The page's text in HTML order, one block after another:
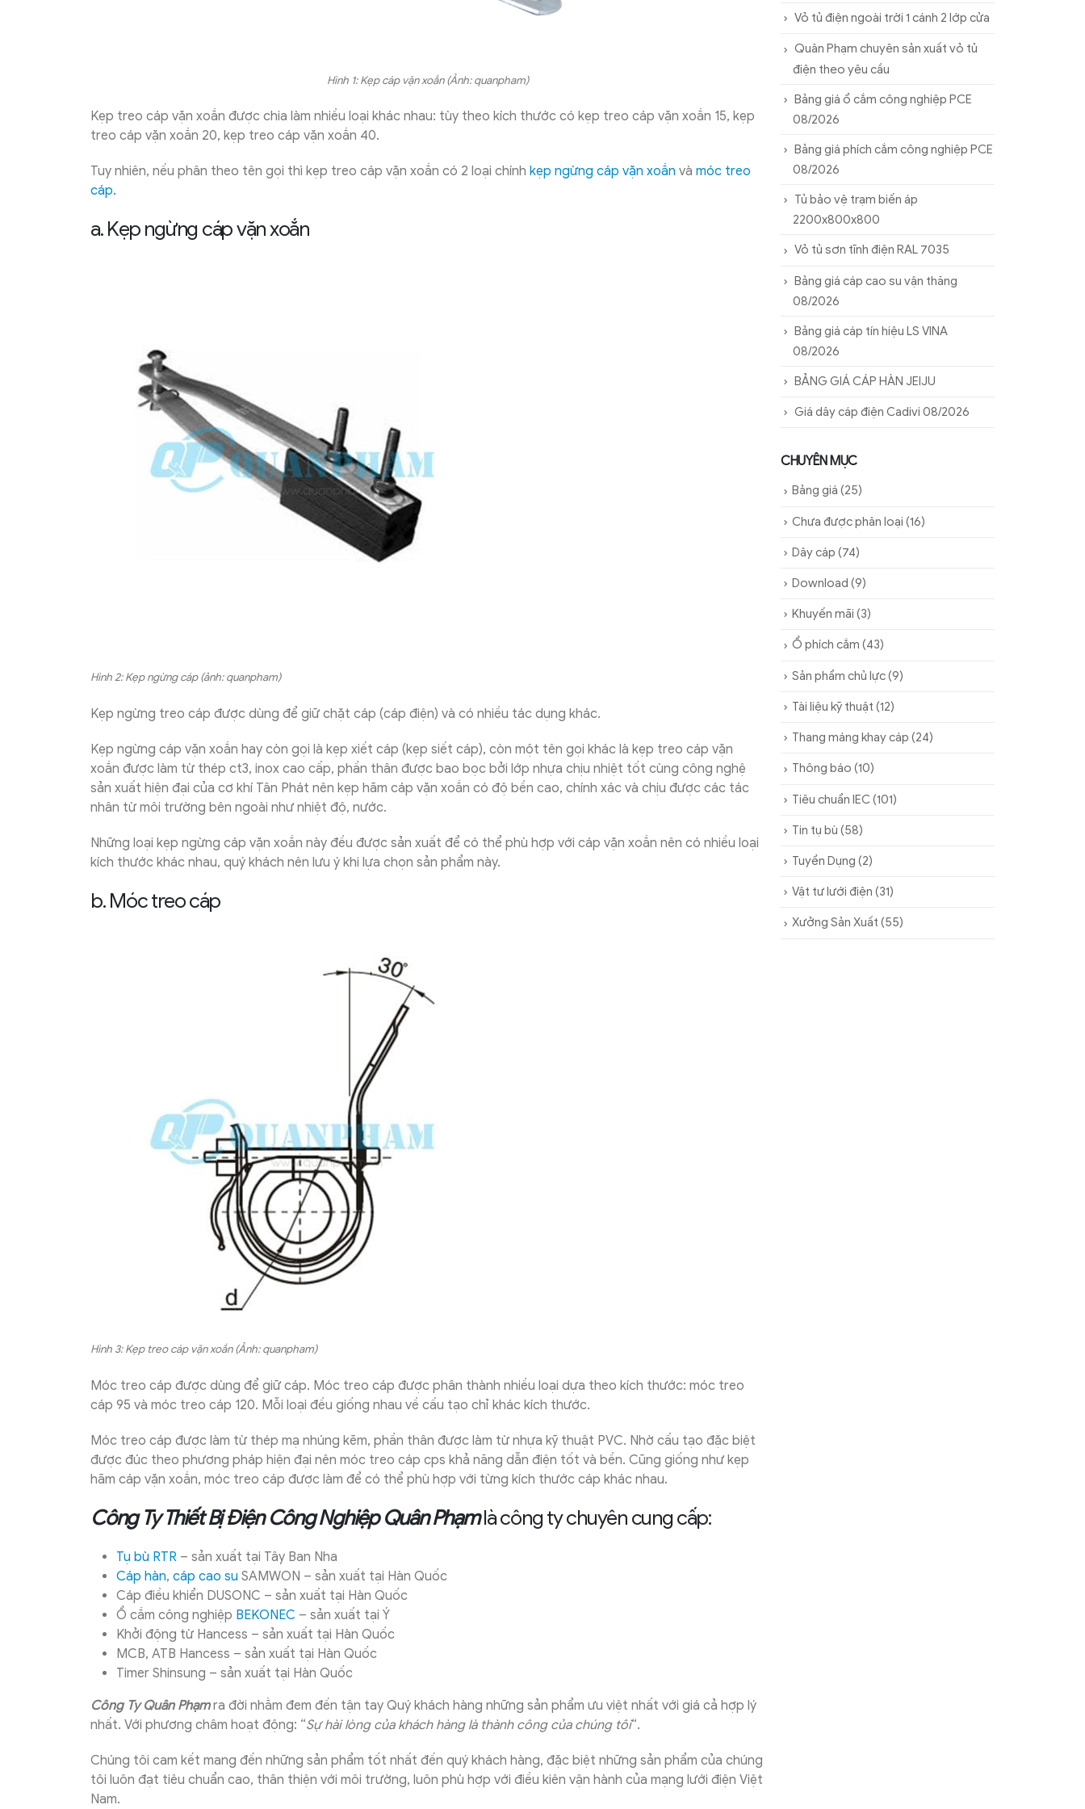
Hình 1: Kẹp cáp vặn xoắn (Ảnh: quanpham)
Kẹp treo cáp vặn xoắn được chia làm nhiều loại khác nhau: tùy theo kích thước có kẹp treo cáp vặn xoắn 15, kẹp
treo cáp vặn xoắn 20, kẹp treo cáp vặn xoắn 40.
Tuy nhiên, nếu phân theo tên gọi thì kẹp treo cáp vặn xoắn có 2 loại chính kẹp ngừng cáp vặn xoắn và móc treo
cáp.
a. Kẹp ngừng cáp vặn xoắn
Hình 2: Kẹp ngừng cáp (ảnh: quanpham)
Kẹp ngừng treo cáp được dùng để giữ chặt cáp (cáp điện) và có nhiều tác dụng khác.
Kẹp ngừng cáp vặn xoắn hay còn gọi là kẹp xiết cáp (kẹp siết cáp), còn một tên gọi khác là kẹp treo cáp vặn
xoắn được làm từ thép ct3, inox cao cấp, phần thân được bao bọc bởi lớp nhựa chịu nhiệt tốt cùng công nghệ
sản xuất hiện đại của cơ khí Tân Phát nên kẹp hãm cáp vặn xoắn có độ bền cao, chính xác và chịu được các tác
nhân từ môi trường bên ngoài như nhiệt độ, nước.
Những loại kẹp ngừng cáp vặn xoắn này đều được sản xuất để có thể phù hợp với cáp vặn xoắn nên có nhiều loại
kích thước khác nhau, quý khách nên lưu ý khi lựa chọn sản phẩm này.
b. Móc treo cáp
Hình 3: Kẹp treo cáp vặn xoắn (Ảnh: quanpham)
Móc treo cáp được dùng để giữ cáp. Móc treo cáp được phân thành nhiều loại dựa theo kích thước: móc treo
cáp 95 và móc treo cáp 120. Mỗi loại đều giống nhau về cấu tạo chỉ khác kích thước.
Móc treo cáp được làm từ thép mạ nhúng kẽm, phần thân được làm từ nhựa kỹ thuật PVC. Nhờ cấu tạo đặc biệt
được đúc theo phương pháp hiện đại nên móc treo cáp cps khả năng dẫn điện tốt và bền. Cũng giống như kẹp
hãm cáp vặn xoắn, móc treo cáp được làm để có thể phù hợp với từng kích thước cáp khác nhau.
Công Ty Thiết Bị Điện Công Nghiệp Quân Phạmlà công ty chuyên cung cấp:
Tụ bù RTR – sản xuất tại Tây Ban Nha
Cáp hàn, cáp cao su SAMWON – sản xuất tại Hàn Quốc
Cáp điều khiển DUSONC – sản xuất tại Hàn Quốc
Ổ cắm công nghiệp BEKONEC – sản xuất tại Ý
Khởi động từ Hancess – sản xuất tại Hàn Quốc
MCB, ATB Hancess – sản xuất tại Hàn Quốc
Timer Shinsung – sản xuất tại Hàn Quốc
Công Ty Quân Phạmra đời nhằm đem đến tận tay Quý khách hàng những sản phẩm ưu việt nhất với giá cả hợp lý
nhất. Với phương châm hoạt động: “Sự hài lòng của khách hàng là thành công của chúng tôi“.
Chúng tôi cam kết mang đến những sản phẩm tốt nhất đến quý khách hàng, đặc biệt những sản phẩm của chúng
tôi luôn đạt tiêu chuẩn cao, thân thiện với môi trường, luôn phù hợp với điều kiên vận hành của mạng lưới điện Việt
Nam.
Vỏ tủ điện ngoài trời 1 cánh 2 lớp cửa
Quân Phạm chuyên sản xuất vỏ tủ
điện theo yêu cầu
Bảng giá ổ cắm công nghiệp PCE
08/2026
Bảng giá phích cắm công nghiệp PCE
08/2026
Tủ bảo vệ trạm biến áp
2200x800x800
Vỏ tủ sơn tĩnh điện RAL 7035
Bảng giá cáp cao su vận thăng
08/2026
Bảng giá cáp tín hiệu LS VINA
08/2026
BẢNG GIÁ CÁP HÀN JEIJU
Giá dây cáp điện Cadivi 08/2026
CHUYÊN MỤC
Bảng giá (25)
Chưa được phân loại (16)
Dây cáp (74)
Download (9)
Khuyến mãi (3)
Ổ phích cắm (43)
Sản phẩm chủ lực(9)
Tài liệu kỹ thuật (12)
Thang máng khay cáp (24)
Thông báo (10)
Tiêu chuẩn IEC(101)
Tin tụ bù (58)
Tuyển Dụng (2)
Vật tư lưới điện (31)
Xưởng Sản Xuất (55)